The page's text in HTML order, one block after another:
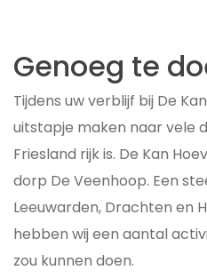
Genoeg te
Tijdens uw verblijf bij De
uitstapje maken naar vele
Friesland rijk is. De Kan
dorp De Veenhoop. Een
Leeuwarden, Drachten en
hebben wij een aantal
zou kunnen doen.